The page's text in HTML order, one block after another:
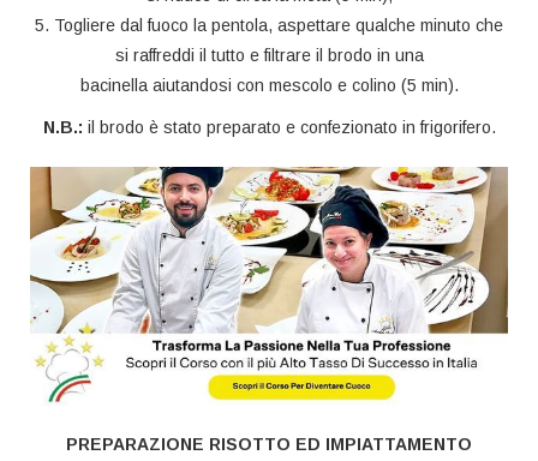
5. Togliere dal fuoco la pentola, aspettare qualche minuto che
si raffreddi il tutto e filtrare il brodo in una
bacinella aiutandosi con mescolo e colino (5 min).
N.B.: il brodo è stato preparato e confezionato in frigorifero.
PREPARAZIONE RISOTTO ED IMPIATTAMENTO